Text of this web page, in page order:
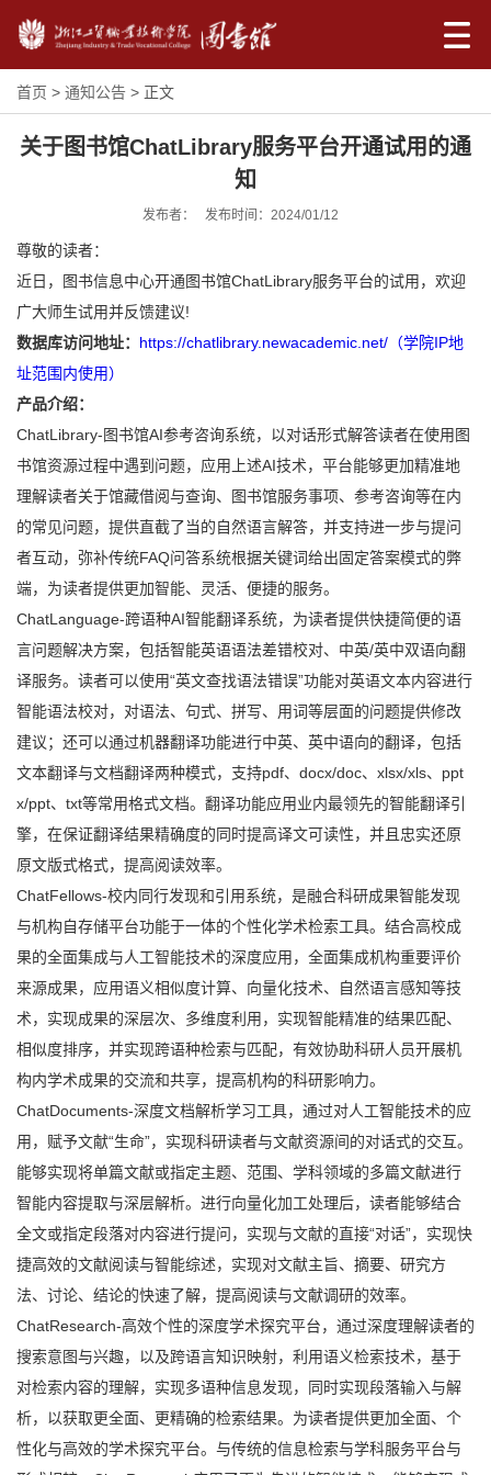
首页 > 通知公告 > 正文
关于图书馆ChatLibrary服务平台开通试用的通
知
发布者： 发布时间：2024/01/12
尊敬的读者：
近日，图书信息中心开通图书馆ChatLibrary服务平台的试用，欢迎
广大师生试用并反馈建议!
数据库访问地址： https://chatlibrary.newacademic.net/（学院IP地
址范围内使用）
产品介绍：
ChatLibrary-图书馆AI参考咨询系统，以对话形式解答读者在使用图
书馆资源过程中遇到问题，应用上述AI技术，平台能够更加精准地
理解读者关于馆藏借阅与查询、图书馆服务事项、参考咨询等在内
的常见问题，提供直截了当的自然语言解答，并支持进一步与提问
者互动，弥补传统FAQ问答系统根据关键词给出固定答案模式的弊
端，为读者提供更加智能、灵活、便捷的服务。
ChatLanguage-跨语种AI智能翻译系统，为读者提供快捷简便的语
言问题解决方案，包括智能英语语法差错校对、中英/英中双语向翻
译服务。读者可以使用“英文查找语法错误”功能对英语文本内容进行
智能语法校对，对语法、句式、拼写、用词等层面的问题提供修改
建议；还可以通过机器翻译功能进行中英、英中语向的翻译，包括
文本翻译与文档翻译两种模式，支持pdf、docx/doc、xlsx/xls、ppt
x/ppt、txt等常用格式文档。翻译功能应用业内最领先的智能翻译引
擎，在保证翻译结果精确度的同时提高译文可读性，并且忠实还原
原文版式格式，提高阅读效率。
ChatFellows-校内同行发现和引用系统，是融合科研成果智能发现
与机构自存储平台功能于一体的个性化学术检索工具。结合高校成
果的全面集成与人工智能技术的深度应用，全面集成机构重要评价
来源成果，应用语义相似度计算、向量化技术、自然语言感知等技
术，实现成果的深层次、多维度利用，实现智能精准的结果匹配、
相似度排序，并实现跨语种检索与匹配，有效协助科研人员开展机
构内学术成果的交流和共享，提高机构的科研影响力。
ChatDocuments-深度文档解析学习工具，通过对人工智能技术的应
用，赋予文献“生命”，实现科研读者与文献资源间的对话式的交互。
能够实现将单篇文献或指定主题、范围、学科领域的多篇文献进行
智能内容提取与深层解析。进行向量化加工处理后，读者能够结合
全文或指定段落对内容进行提问，实现与文献的直接“对话”，实现快
捷高效的文献阅读与智能综述，实现对文献主旨、摘要、研究方
法、讨论、结论的快速了解，提高阅读与文献调研的效率。
ChatResearch-高效个性的深度学术探究平台，通过深度理解读者的
搜索意图与兴趣，以及跨语言知识映射，利用语义检索技术，基于
对检索内容的理解，实现多语种信息发现，同时实现段落输入与解
析，以获取更全面、更精确的检索结果。为读者提供更加全面、个
性化与高效的学术探究平台。与传统的信息检索与学科服务平台与